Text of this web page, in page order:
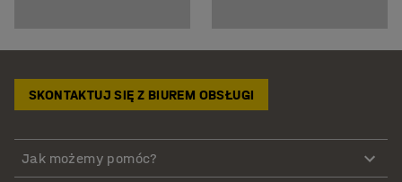
SKONTAKTUJ SIĘ Z BIUREM OBSŁUGI
Jak możemy pomóc?